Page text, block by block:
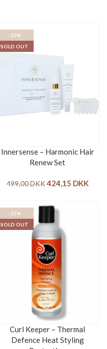
-15%
SOLD OUT
Innersense – Harmonic Hair
Renew Set
499,00DKK424,15 DKK
-15%
SOLD OUT
Curl Keeper – Thermal
Defence Heat Styling